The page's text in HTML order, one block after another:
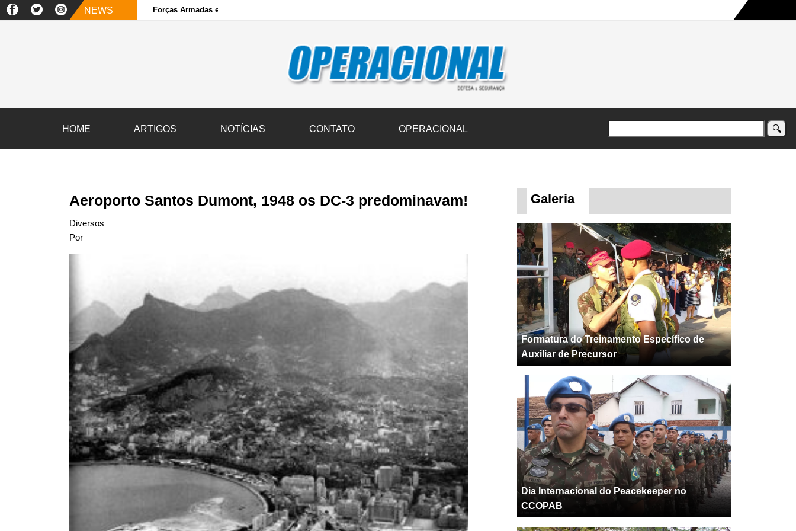
NEWS Forças Armadas e sociedade civil transportam 3,6 mil toneladas de donativos ao Rio Grande do Sul na maior campanha humanitária já registrada no país
HOME ARTIGOS NOTÍCIAS CONTATO OPERACIONAL
Aeroporto Santos Dumont, 1948 os DC-3 predominavam!
Diversos
Por
Galeria
Formatura do Treinamento Específico de
Auxiliar de Precursor
Dia Internacional do Peacekeeper no
CCOPAB